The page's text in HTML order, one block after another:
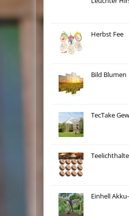
Herbst Fee
Bild Blumen
TecTake
Einhell